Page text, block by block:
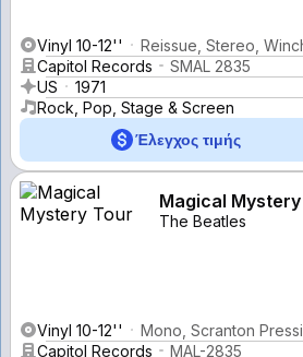
Vinyl 10-12''
Reissue, Stereo,
Capitol Records
SMAL 2835
US
1971
Rock, Pop, Stage & Screen
Έλεγχος τιμής
Magical
The Beatles
Vinyl 10-12''
Mono, Scranton
Capitol Records
MAL-2835